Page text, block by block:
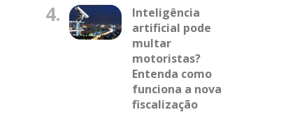
4.
Inteligência
artificial pode
multar
motoristas?
Entenda como
funciona a nova
fiscalização